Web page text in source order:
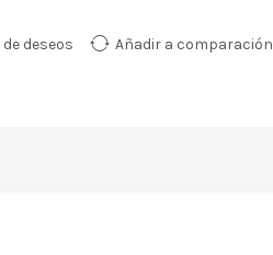
deseos Añadir a comparación